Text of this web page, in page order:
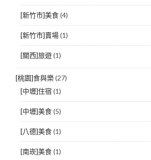
[新竹市]美食(4)
[新竹市]賣場(1)
[關西]旅遊(1)
[桃園]食與樂(27)
[中壢]住宿 (1)
[中壢]美食(5)
[八德]美食(1)
[南崁]美食(1)